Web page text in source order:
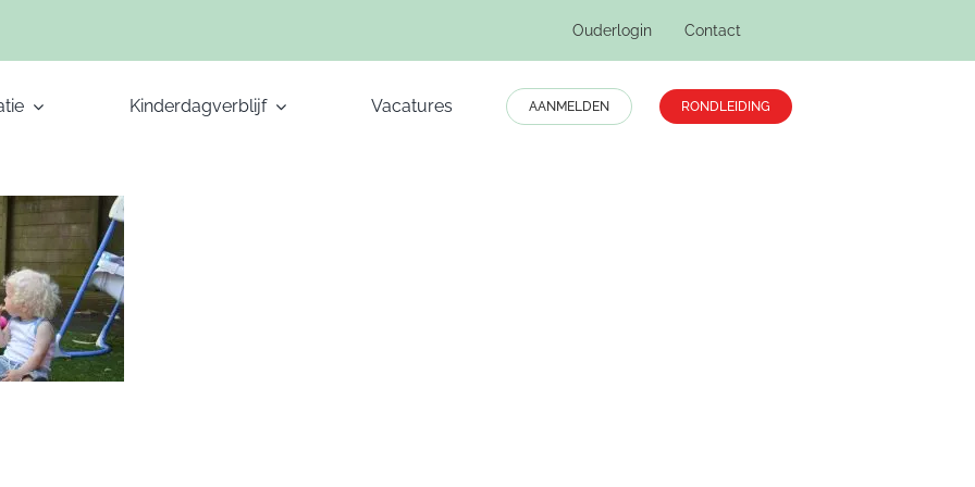
Ouderlogin Contact
Kinderdagverblijf Vacatures AANMELDEN RONDLEIDING